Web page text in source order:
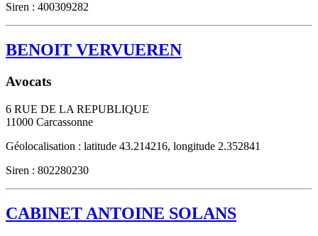
Siren : 400309282
BENOIT VERVUEREN
Avocats
6 RUE DE LA REPUBLIQUE
11000 Carcassonne
Géolocalisation : latitude 43.214216, longitude 2.352841
Siren : 802280230
CABINET ANTOINE SOLANS